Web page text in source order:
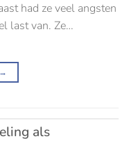
had ze veel angsten
last van. Ze…
→
als